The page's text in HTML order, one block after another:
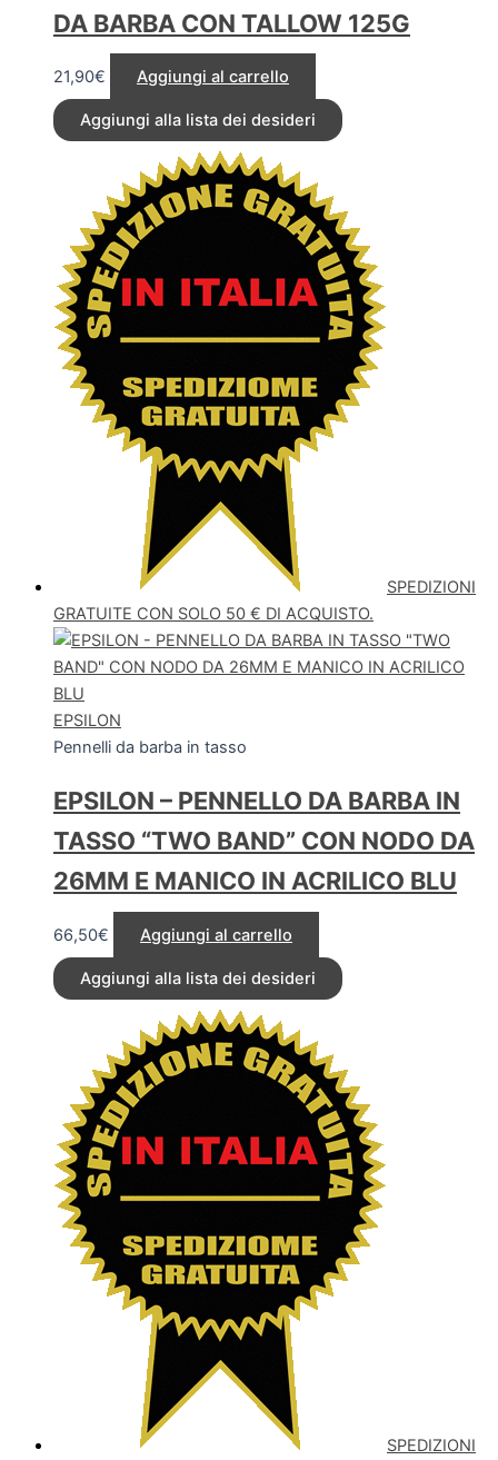
DA BARBA CON TALLOW 125G
21,90€ Aggiungi al carrello
Aggiungi alla lista dei desideri
SPEDIZIONI
GRATUITE CON SOLO 50 € DI ACQUISTO.
EPSILON
Pennelli da barba in tasso
EPSILON – PENNELLO DA BARBA IN
TASSO “TWO BAND” CON NODO DA
26MM E MANICO IN ACRILICO BLU
66,50€ Aggiungi al carrello
Aggiungi alla lista dei desideri
SPEDIZIONI